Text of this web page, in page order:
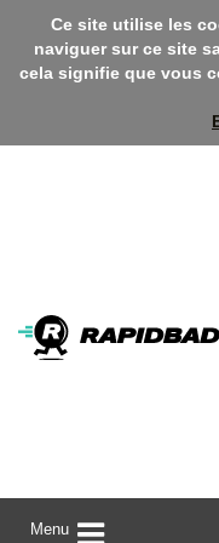
sur
Ce site utilise les
naviguer sur ce site
cela signifie que vous
A
Menu